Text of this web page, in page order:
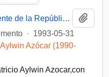
Encuentro de S.E. el Presidente de la República, D. Patricio Aylwin Azocar,con colonia chilena residente en Noruega.
· 1993-05-31
Azócar (1990-
Aylwin Azocar,con